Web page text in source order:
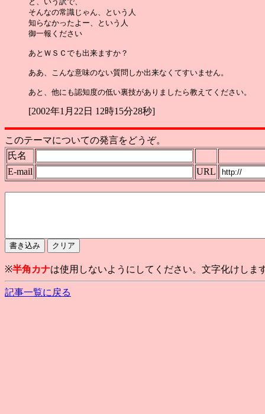
そんなの常識じゃん、という人
知らなかったよー、という人
御一報ください
あとＷＳＣでも出来ますか？
ああ、こんな意味のない質問しか出来なくてすいません。
[2002年1月22日 12時15分28秒]
このテーマについての発言をどうぞ。
氏名
E-mail
URL
※半角カナは使用しないようにしてください。文字化けしま
記事一覧に戻る